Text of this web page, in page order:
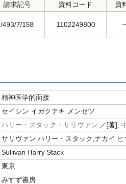
請求記号 資料コード 資
/493/7/158 1102249800
精神医学的面接
セイシン イガクテキ メンセツ
ハリー・スタック・サリヴァン ／[著],
サリヴァン ハリー・スタック,ナカイ ヒ
Sullivan Harry Stack
東京
みすず書房